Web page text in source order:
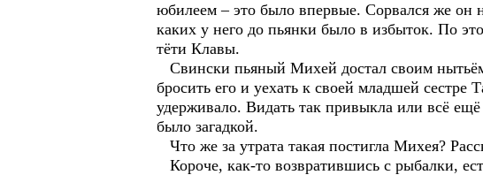
юбилеем – это было впервые. Сорвался же он
каких у него до пьянки было в избыток. По
тёти Клавы.
Свински пьяный Михей достал своим
бросить его и уехать к своей младшей сестре
удерживало. Видать так привыкла или всё
было загадкой.
Что же за утрата такая постигла Михея?
Короче, как-то возвратившись с рыбалки,